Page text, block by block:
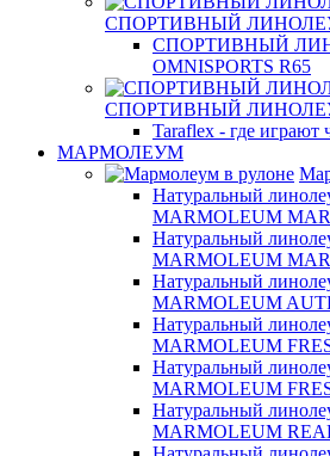
СПОРТИВНЫЙ ЛИНОЛЕУМ
СПОРТИВНЫЙ
OMNISPORTS R65
СПОРТИВНЫЙ
Taraflex - где
МАРМОЛЕУМ
Натуральный
MARMOLEUM
Натуральный
MARMOLEUM
Натуральный
MARMOLEUM
Натуральный
MARMOLEUM
Натуральный
MARMOLEUM
Натуральный
MARMOLEUM